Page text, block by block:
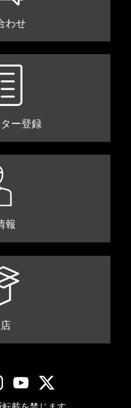
わせ
ー登録
報